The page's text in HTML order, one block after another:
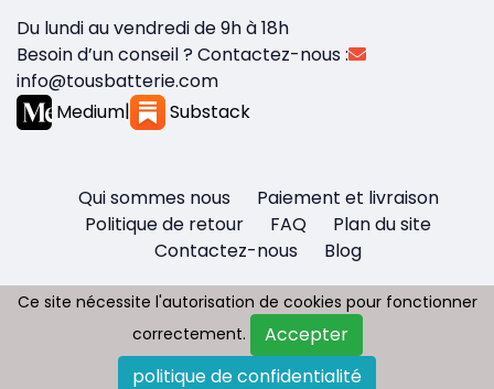
Du lundi au vendredi de 9h à 18h
Besoin d’un conseil ? Contactez-nous :
info@tousbatterie.com
Medium| Substack
Qui sommes nous
Paiement et livraison
Politique de retour
FAQ
Plan du site
Contactez-nous
Blog
Copyright © 2026 - Tous droit réservés
Tousbatterie.com
Ce site nécessite l'autorisation de cookies pour fonctionner
correctement.
Accepter
politique de confidentialité
Ce site nécessite l'autorisation de cookies pour fonctionner
correctement.
Accepter
politique de confidentialité